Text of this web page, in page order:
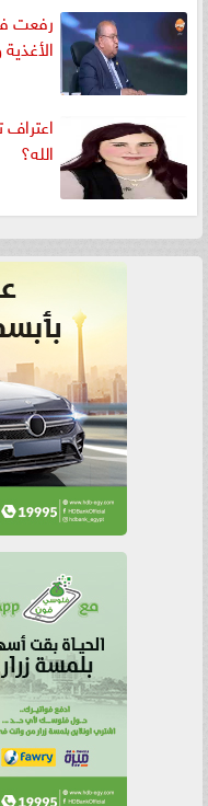
رفعت
الله؟